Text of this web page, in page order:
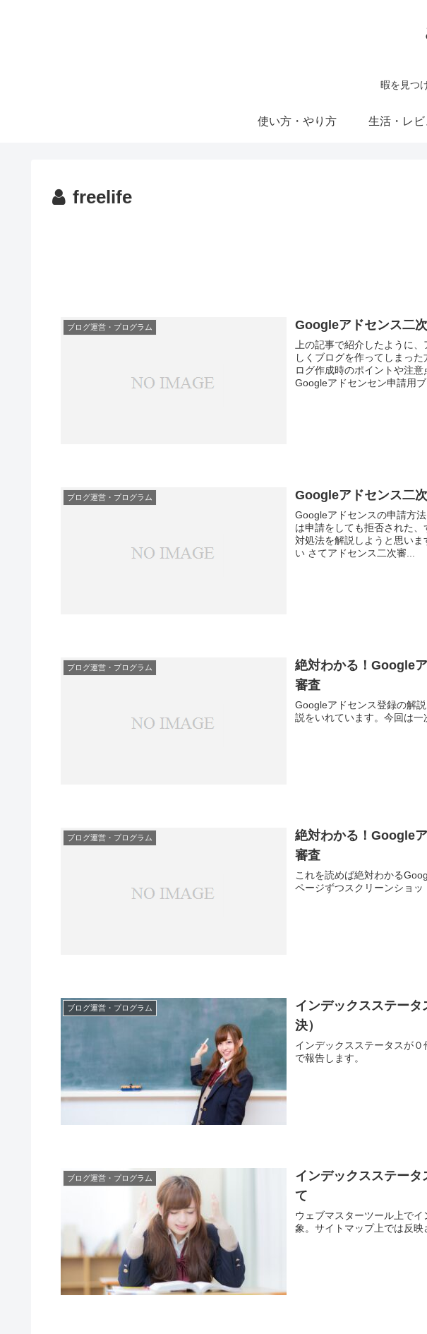
暇を見つ
使い方・やり方 生活・レビ
freelife
ブログ運営・プログラム Googleアドセンス二
上の記事で紹介したように
しくブログを作ってしまっ
ログ作成時のポイントや注意
Googleアドセンセン申請用ブ
ブログ運営・プログラム Googleアドセンス二
Googleアドセンスの申請方法
は申請をしても拒否された
対処法を解説しようと思い
い さてアドセンス二次審...
ブログ運営・プログラム
絶対わかる！Google
審査
Googleアドセンス登録の解
説をいれています。今回は一
ブログ運営・プログラム
絶対わかる！Google
審査
これを読めば絶対わかる
ページずつスクリーンショッ
ブログ運営・プログラム
インデックスステー
決）
インデックスステータスが
で報告します。
ブログ運営・プログラム
インデックスステー
て
ウェブマスターツール上で
象。サイトマップ上では反映